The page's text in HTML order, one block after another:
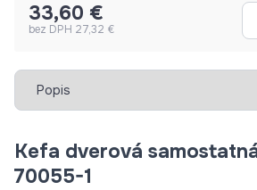
33,60 €
bez DPH 27,32 €
Vybrať záložku
Kefa dverová
70055-1